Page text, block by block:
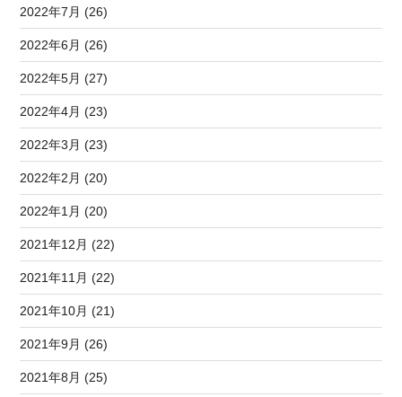
2022年7月 (26)
2022年6月 (26)
2022年5月 (27)
2022年4月 (23)
2022年3月 (23)
2022年2月 (20)
2022年1月 (20)
2021年12月 (22)
2021年11月 (22)
2021年10月 (21)
2021年9月 (26)
2021年8月 (25)